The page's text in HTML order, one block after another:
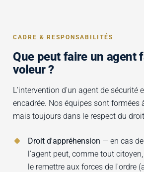
CADRE & RESPONSABILITÉS
Que peut faire un agent
voleur ?
L'intervention d'un agent de sécurité
encadrée. Nos équipes sont formées
mais toujours dans le respect du
Droit d'appréhension — en cas
l'agent peut, comme tout
le remettre aux forces de l'ordre